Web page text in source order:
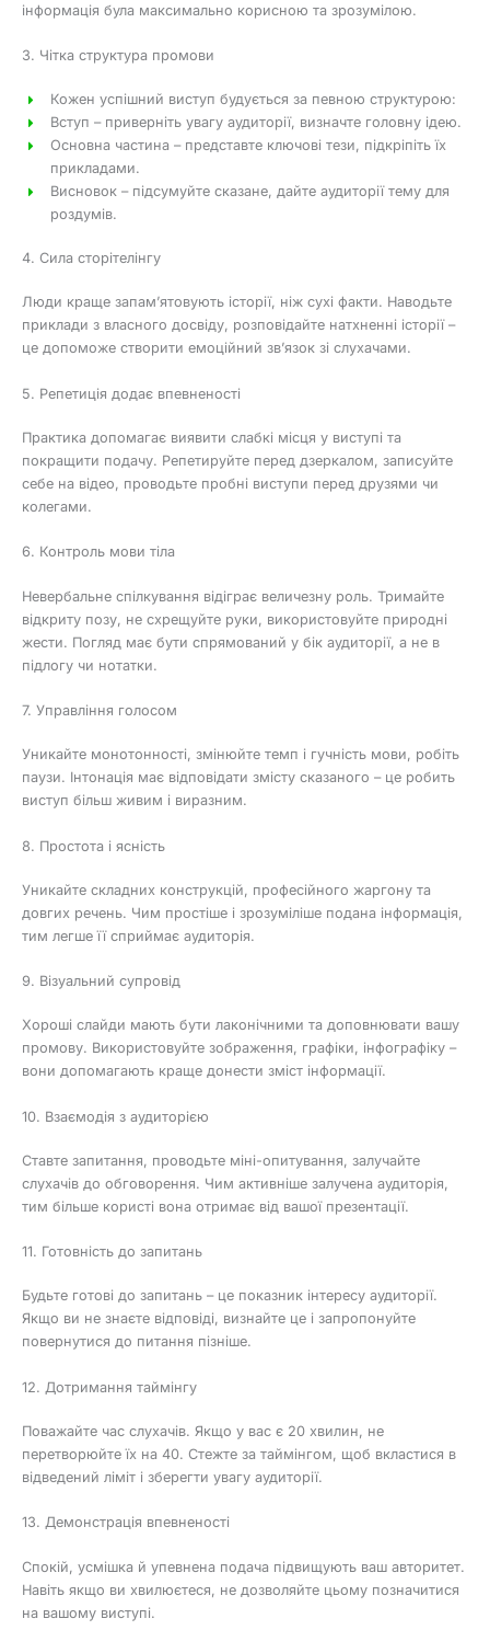
інформація була максимально корисною та зрозумілою.
3. Чітка структура промови
Кожен успішний виступ будується за певною структурою:
Вступ – приверніть увагу аудиторії, визначте головну ідею.
Основна частина – представте ключові тези, підкріпіть їх
прикладами.
Висновок – підсумуйте сказане, дайте аудиторії тему для
роздумів.
4. Сила сторітелінгу
Люди краще запам’ятовують історії, ніж сухі факти. Наводьте
приклади з власного досвіду, розповідайте натхненні історії –
це допоможе створити емоційний зв’язок зі слухачами.
5. Репетиція додає впевненості
Практика допомагає виявити слабкі місця у виступі та
покращити подачу. Репетируйте перед дзеркалом, записуйте
себе на відео, проводьте пробні виступи перед друзями чи
колегами.
6. Контроль мови тіла
Невербальне спілкування відіграє величезну роль. Тримайте
відкриту позу, не схрещуйте руки, використовуйте природні
жести. Погляд має бути спрямований у бік аудиторії, а не в
підлогу чи нотатки.
7. Управління голосом
Уникайте монотонності, змінюйте темп і гучність мови, робіть
паузи. Інтонація має відповідати змісту сказаного – це робить
виступ більш живим і виразним.
8. Простота і ясність
Уникайте складних конструкцій, професійного жаргону та
довгих речень. Чим простіше і зрозуміліше подана інформація,
тим легше її сприймає аудиторія.
9. Візуальний супровід
Хороші слайди мають бути лаконічними та доповнювати вашу
промову. Використовуйте зображення, графіки, інфографіку –
вони допомагають краще донести зміст інформації.
10. Взаємодія з аудиторією
Ставте запитання, проводьте міні-опитування, залучайте
слухачів до обговорення. Чим активніше залучена аудиторія,
тим більше користі вона отримає від вашої презентації.
11. Готовність до запитань
Будьте готові до запитань – це показник інтересу аудиторії.
Якщо ви не знаєте відповіді, визнайте це і запропонуйте
повернутися до питання пізніше.
12. Дотримання таймінгу
Поважайте час слухачів. Якщо у вас є 20 хвилин, не
перетворюйте їх на 40. Стежте за таймінгом, щоб вкластися в
відведений ліміт і зберегти увагу аудиторії.
13. Демонстрація впевненості
Спокій, усмішка й упевнена подача підвищують ваш авторитет.
Навіть якщо ви хвилюєтеся, не дозволяйте цьому позначитися
на вашому виступі.